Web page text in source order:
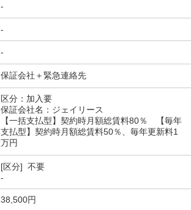
-
-
-
保証会社＋緊急連絡先
区分：加入要
保証会社名：ジェイリース
【一括支払型】契約時月額総賃料80％ 【毎年
支払型】契約時月額総賃料50％、毎年更新料1
万円
[区分] 不要
-
38,500円